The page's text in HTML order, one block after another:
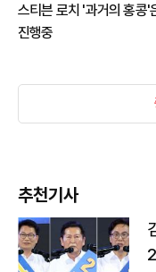
스티븐 로치 '과거의 홍콩'
진행중
추천기사